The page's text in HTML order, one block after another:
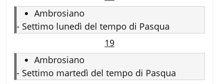
Ambrosiano
- Settimo lunedì del tempo di Pasqua
19
Ambrosiano
- Settimo martedì del tempo di Pasqua